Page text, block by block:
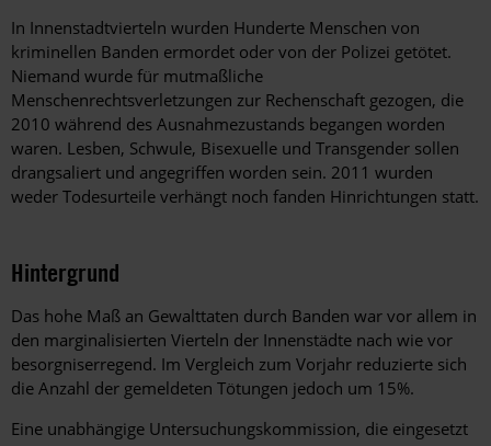
In Innenstadtvierteln wurden Hunderte Menschen von
kriminellen Banden ermordet oder von der Polizei getötet.
Niemand wurde für mutmaßliche
Menschenrechtsverletzungen zur Rechenschaft gezogen, die
2010 während des Ausnahmezustands begangen worden
waren. Lesben, Schwule, Bisexuelle und Transgender sollen
drangsaliert und angegriffen worden sein. 2011 wurden
weder Todesurteile verhängt noch fanden Hinrichtungen statt.
Hintergrund
Das hohe Maß an Gewalttaten durch Banden war vor allem in
den marginalisierten Vierteln der Innenstädte nach wie vor
besorgniserregend. Im Vergleich zum Vorjahr reduzierte sich
die Anzahl der gemeldeten Tötungen jedoch um 15%.
Eine unabhängige Untersuchungskommission, die eingesetzt